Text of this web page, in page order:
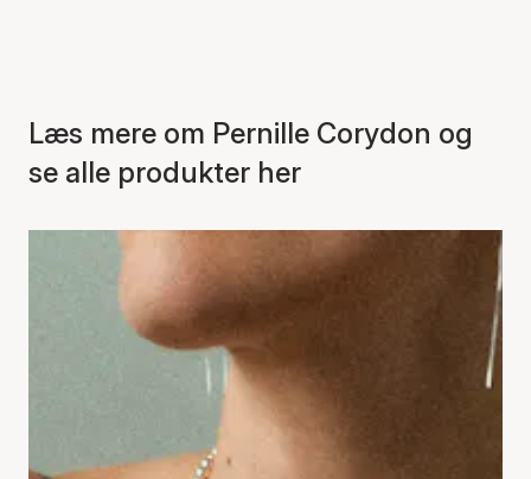
Læs mere om Pernille Corydon og
se alle produkter her